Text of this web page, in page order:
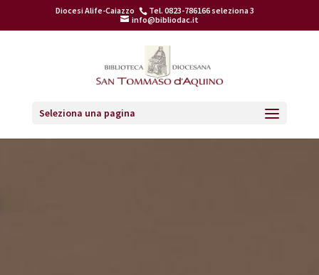
Diocesi Alife-Caiazzo
Tel. 0823-786166 seleziona 3
info@bibliodac.it
Seleziona una pagina